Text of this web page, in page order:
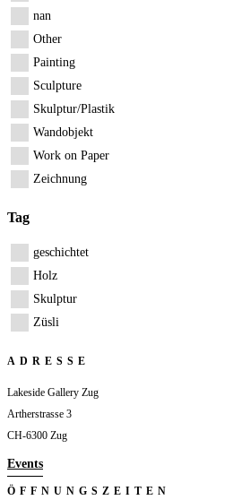
nan
Other
Painting
Sculpture
Skulptur/Plastik
Wandobjekt
Work on Paper
Zeichnung
Tag
geschichtet
Holz
Skulptur
Züsli
ADRESSE
Lakeside Gallery Zug
Artherstrasse 3
CH-6300 Zug
Events
ÖFFNUNGSZEITEN